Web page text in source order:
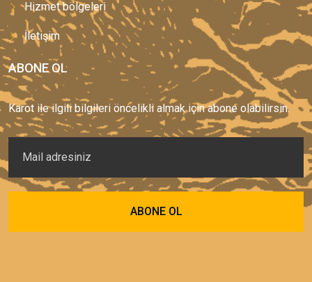
Hizmet bölgeleri
İletişim
ABONE OL
Karot ile ilgili bilgileri öncelikli almak için abone olabilirsin.